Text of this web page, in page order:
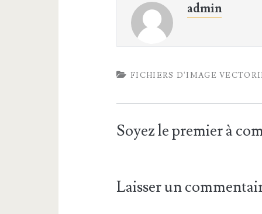
admin
FICHIERS D'IMAGE
Soyez le premier à
Laisser un